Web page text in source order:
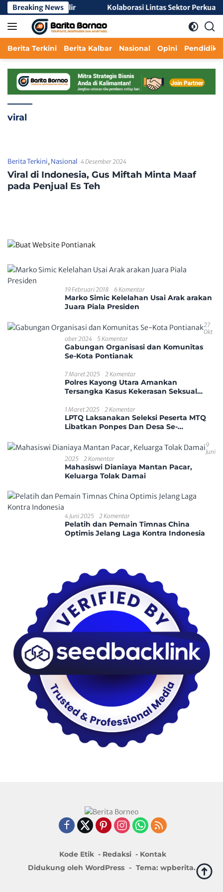
Langsung
ke
konten
Breaking News
2 Mempawah Hilir Kolaborasi Lintas Sektor Perkuat
Berita Terkini Berita Kalbar Nasional Opini
viral
Berita Terkini, Nasional 4 Desember 2024
Viral di Indonesia, Gus Miftah Minta Maaf
pada Penjual Es Teh
19 Februari 2018 6 Komentar
Marko Simic Kelelahan Usai Arak arakan
Juara Piala Presiden
27
Okt
Ober 2024
5 Komentar
Gabungan Organisasi dan Komunitas
Se-Kota Pontianak
7 Maret 2025 2 Komentar
Polres Kayong Utara Amankan
Tersangka Kasus Kekerasan Seksual
1 Maret 2025 2 Komentar
LPTQ Laksanakan Seleksi Peserta MTQ
Libatkan Ponpes Dan Desa Se-
9
Juni
2025
2 Komentar
Mahasiswi Dianiaya Mantan Pacar,
Keluarga Tolak Damai
4 Juni 2025 2 Komentar
Pelatih dan Pemain Timnas China
Optimis Jelang Laga Kontra Indonesia
Kode Etik Redaksi
Kontak
Didukung oleh WordPress - Tema: wpberita.